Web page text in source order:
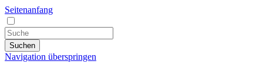
Seitenanfang
Suchen
Navigation überspringen